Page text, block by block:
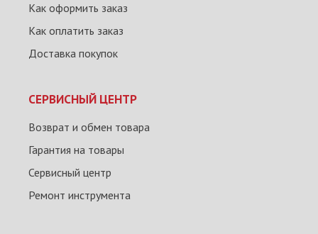
Как оформить заказ
Как оплатить заказ
Доставка покупок
СЕРВИСНЫЙ ЦЕНТР
Возврат и обмен товара
Гарантия на товары
Сервисный центр
Ремонт инструмента